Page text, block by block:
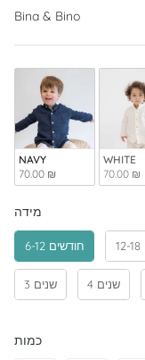
Bina & Bino
NAVY
70.00 ₪
WHITE
70.00 ₪
מידה
מידה
6-12 חודשים
3 שנים 4 שנים
כמות